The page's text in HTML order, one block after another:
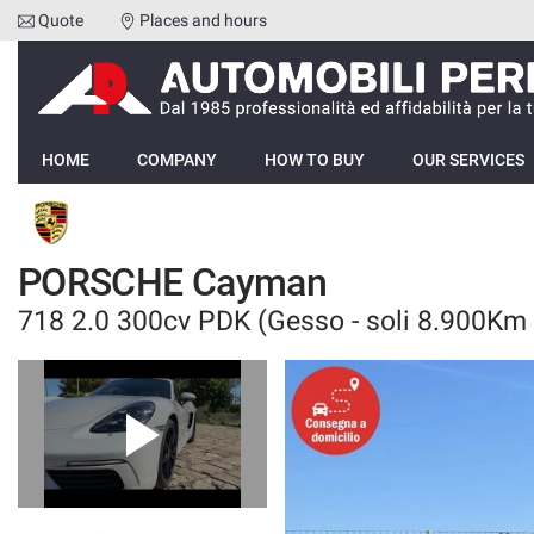
HOME
COMPANY
HOW TO BUY
OUR SERVICES
FEEDBACKS
VEHICLES LIST
SELL YOUR CAR
Quote Places and hours
HOME COMPANY HOW TO BUY OUR SERVICES
PORSCHE Cayman
718 2.0 300cv PDK (Gesso - soli 8.900Km
Your
consent
preferences
following
panel
allows
you
express
consent
to
the
tracking
technologies
we
adopt